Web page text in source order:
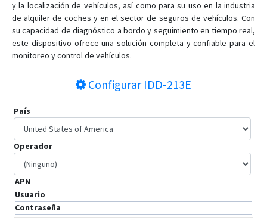
y la localización de vehículos, así como para su uso en la industria
de alquiler de coches y en el sector de seguros de vehículos. Con
su capacidad de diagnóstico a bordo y seguimiento en tiempo real,
este dispositivo ofrece una solución completa y confiable para el
monitoreo y control de vehículos.
ConfigurarIDD-213E
País
Operador
APN
Usuario
Contraseña